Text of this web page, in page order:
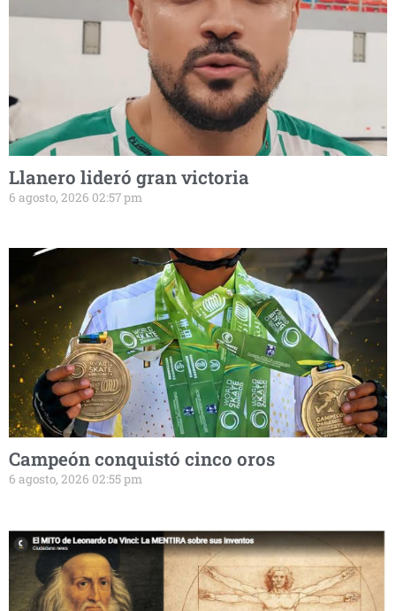
Llanero lideró gran victoria
6 agosto, 2026 02:57 pm
Campeón conquistó cinco oros
6 agosto, 2026 02:55 pm